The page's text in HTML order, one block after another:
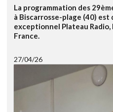
La programmation des
à Biscarrosse-plage (40) est
exceptionnel Plateau Radio,
France.
27/04/26